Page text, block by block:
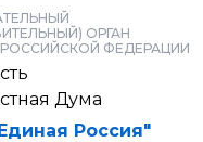
ОРГАН
РОССИЙСКОЙ ФЕДЕРАЦИИ
Дума
Россия"